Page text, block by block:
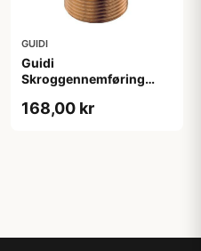
GUIDI
Guidi
Skroggennemføring
168,00 kr